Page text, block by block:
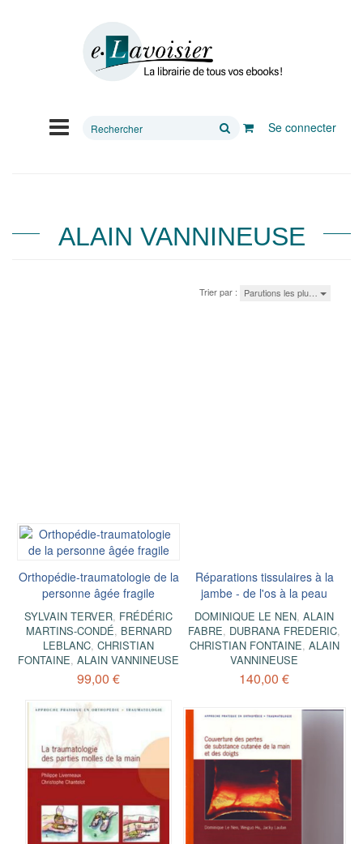
Rechercher
Se connecter
ALAIN VANNINEUSE
Trier par : Parutions les plu…
Orthopédie-traumatologie de la
personne âgée fragile
SYLVAIN TERVER, FRÉDÉRIC
MARTINS-CONDÉ, BERNARD
LEBLANC,CHRISTIAN
FONTAINE,ALAIN VANNINEUSE
99,00 €
Réparations tissulaires à la
jambe - de l'os à la peau
DOMINIQUE LE NEN,ALAIN
FABRE, DUBRANA FREDERIC,
CHRISTIAN FONTAINE, ALAIN
VANNINEUSE
140,00 €